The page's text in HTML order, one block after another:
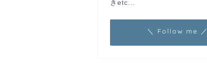
きetc...
＼ Follow me ／